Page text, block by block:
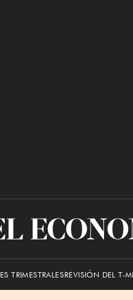
El
TRIMESTRALESREVISIÓN DEL T-